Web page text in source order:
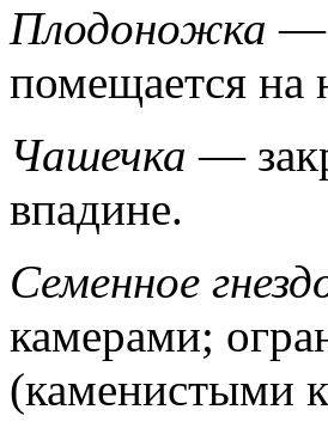
Плодоножка—
помещается на
Чашечка—
впадине.
Семенное
камерами;
(каменистыми